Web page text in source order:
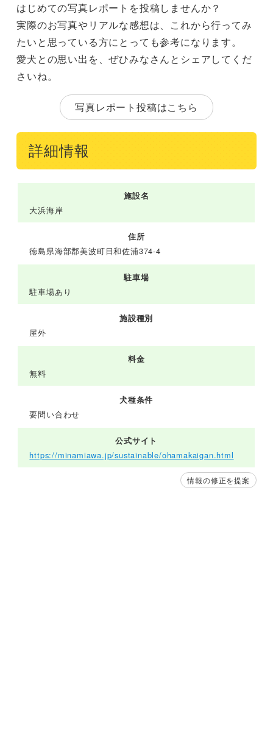
はじめての写真レポートを投稿しませんか？
実際のお写真やリアルな感想は、これから行ってみ
たいと思っている方にとっても参考になります。
愛犬との思い出を、ぜひみなさんとシェアしてくだ
さいね。
写真レポート投稿はこちら
詳細情報
施設名
大浜海岸
住所
徳島県海部郡美波町日和佐浦374-4
駐車場
駐車場あり
施設種別
屋外
料金
無料
犬種条件
要問い合わせ
公式サイト
https://minamiawa.jp/sustainable/ohamakaigan.html
情報の修正を提案